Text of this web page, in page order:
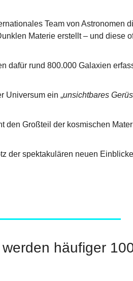
Team von Astronomen
Materie erstellt – und diese
dafür rund 800.000 Galaxien
Universum ein „unsichtbares
den Großteil der kosmischen
der spektakulären neuen
häufiger